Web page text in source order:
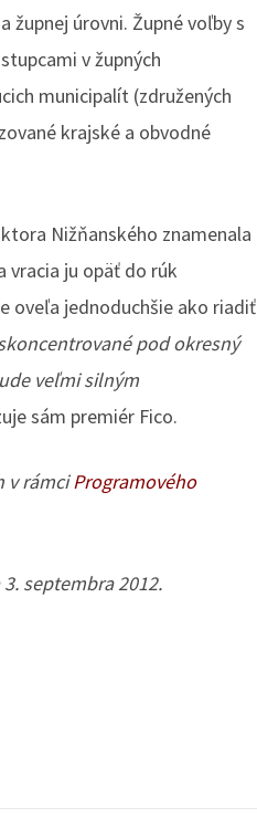
župnej úrovni. Župné voľby s
v župných
municipalít (združených
krajské a obvodné
Nižňanského znamenala
vracia ju opäť do rúk
oveľa jednoduchšie ako riadiť
pod okresný
veľmi silným
sám premiér Fico.
v rámciProgramového
septembra 2012.